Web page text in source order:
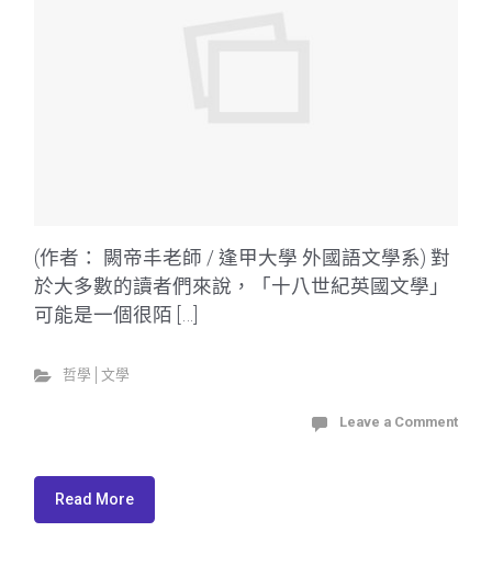
(作者： 闕帝丰老師 / 逢甲大學 外國語文學系) 對
於大多數的讀者們來說，「十八世紀英國文學」
可能是一個很陌 […]
哲學│文學
Leave a Comment
Read More